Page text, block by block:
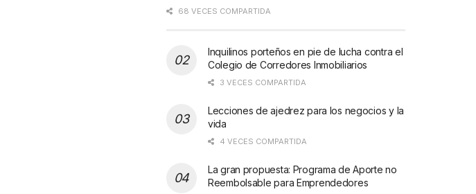
68 VECES COMPARTIDA
Inquilinos porteños en pie de lucha contra el
Colegio de Corredores Inmobiliarios
3 VECES COMPARTIDA
Lecciones de ajedrez para los negocios y la
vida
4 VECES COMPARTIDA
La gran propuesta: Programa de Aporte no
Reembolsable para Emprendedores